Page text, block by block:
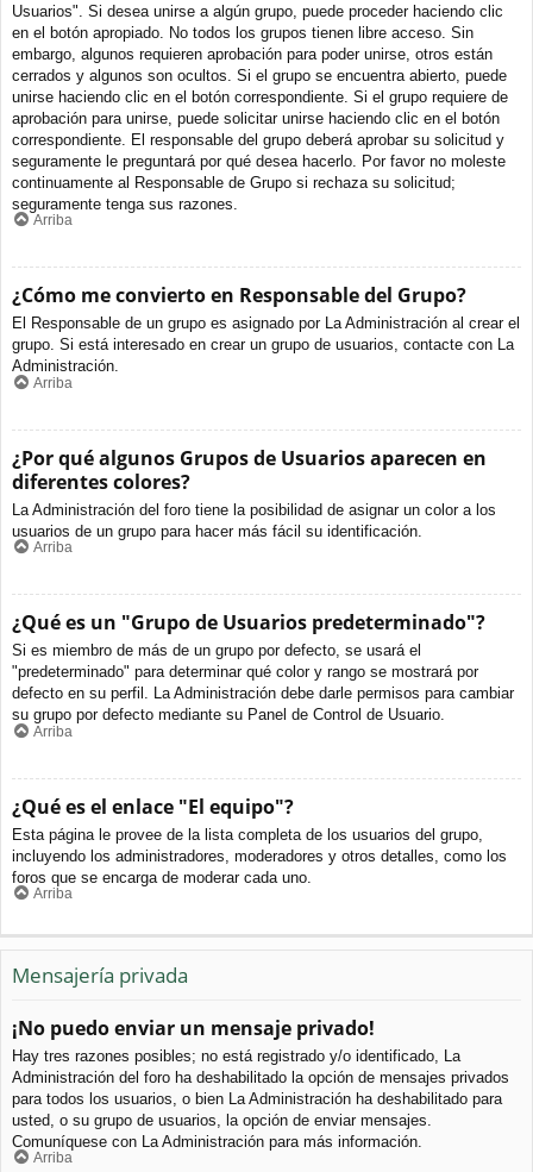
Usuarios". Si desea unirse a algún grupo, puede proceder haciendo clic
en el botón apropiado. No todos los grupos tienen libre acceso. Sin
embargo, algunos requieren aprobación para poder unirse, otros están
cerrados y algunos son ocultos. Si el grupo se encuentra abierto, puede
unirse haciendo clic en el botón correspondiente. Si el grupo requiere de
aprobación para unirse, puede solicitar unirse haciendo clic en el botón
correspondiente. El responsable del grupo deberá aprobar su solicitud y
seguramente le preguntará por qué desea hacerlo. Por favor no moleste
continuamente al Responsable de Grupo si rechaza su solicitud;
seguramente tenga sus razones.
Arriba
¿Cómo me convierto en Responsable del Grupo?
El Responsable de un grupo es asignado por La Administración al crear el
grupo. Si está interesado en crear un grupo de usuarios, contacte con La
Administración.
Arriba
¿Por qué algunos Grupos de Usuarios aparecen en
diferentes colores?
La Administración del foro tiene la posibilidad de asignar un color a los
usuarios de un grupo para hacer más fácil su identificación.
Arriba
¿Qué es un "Grupo de Usuarios predeterminado"?
Si es miembro de más de un grupo por defecto, se usará el
"predeterminado" para determinar qué color y rango se mostrará por
defecto en su perfil. La Administración debe darle permisos para cambiar
su grupo por defecto mediante su Panel de Control de Usuario.
Arriba
¿Qué es el enlace "El equipo"?
Esta página le provee de la lista completa de los usuarios del grupo,
incluyendo los administradores, moderadores y otros detalles, como los
foros que se encarga de moderar cada uno.
Arriba
Mensajería privada
¡No puedo enviar un mensaje privado!
Hay tres razones posibles; no está registrado y/o identificado, La
Administración del foro ha deshabilitado la opción de mensajes privados
para todos los usuarios, o bien La Administración ha deshabilitado para
usted, o su grupo de usuarios, la opción de enviar mensajes.
Comuníquese con La Administración para más información.
Arriba